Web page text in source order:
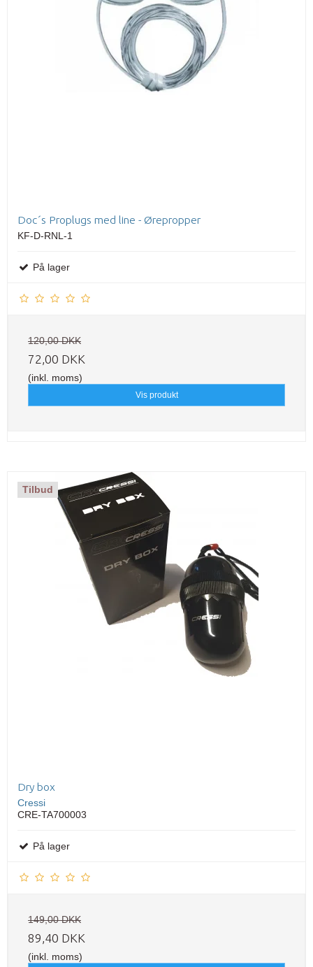
Doc´s Proplugs med line - Ørepropper
KF-D-RNL-1
På lager
120,00 DKK
72,00 DKK
(inkl. moms)
Vis produkt
Tilbud
Dry box
Cressi
CRE-TA700003
På lager
149,00 DKK
89,40 DKK
(inkl. moms)